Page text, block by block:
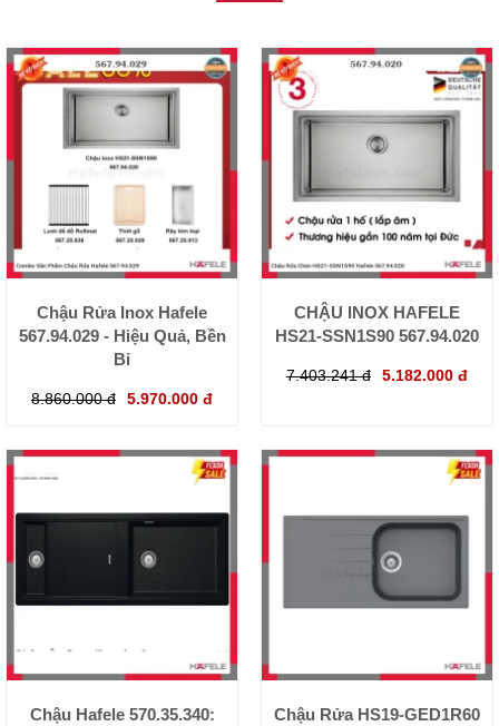
Chậu Rửa Inox Hafele
567.94.029 - Hiệu Quả, Bền
Bỉ
8.860.000 đ 5.970.000 đ
CHẬU INOX HAFELE
HS21-SSN1S90 567.94.020
7.403.241 đ 5.182.000 đ
Chậu Hafele 570.35.340:
Chậu Rửa HS19-GED1R60